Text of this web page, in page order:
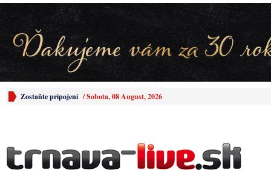
Zostaňte pripojení /Sobota, 08 August, 2026